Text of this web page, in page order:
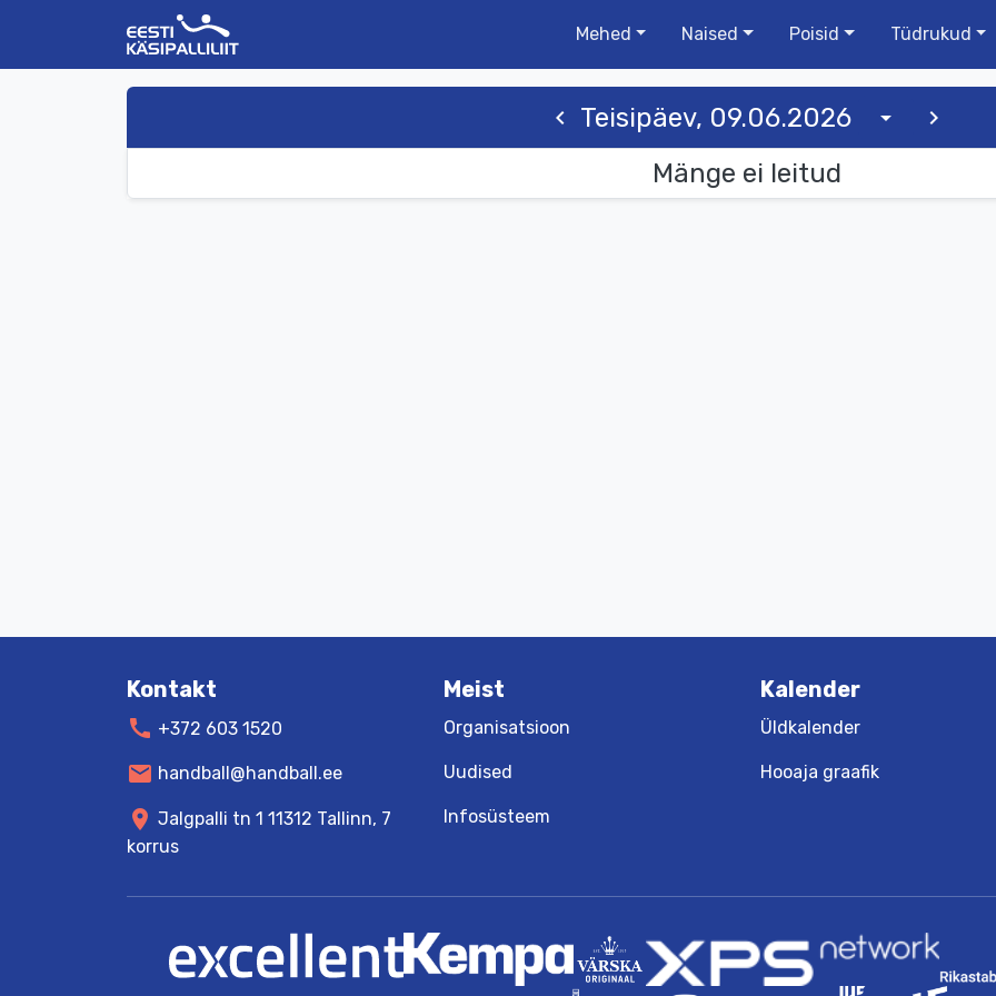
Mehed Naised Poisid Tüdrukud
chevron_left Teisipäev, 09.06.2026 arrow_drop_down chevron_right
Mänge ei leitud
Kontakt
call +372 603 1520
mail handball@handball.ee
location_on Jalgpalli tn 1 11312 Tallinn, 7
korrus
Meist
Organisatsioon
Uudised
Infosüsteem
Kalender
Üldkalender
Hooaja graafik